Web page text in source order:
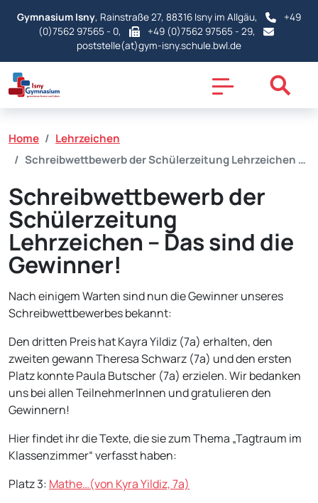
Gymnasium Isny, Rainstraße 27, 88316 Isny im Allgäu,
+49
(0)7562 97565 - 0,
+49 (0)7562 97565 - 29,
poststelle(at)gym-isny.schule.bwl.de
Home
Lehrzeichen
Schreibwettbewerb der Schülerzeitung Lehrzeichen …
Schreibwettbewerb der
Schülerzeitung
Lehrzeichen – Das sind die
Gewinner!
Nach einigem Warten sind nun die Gewinner unseres
Schreibwettbewerbes bekannt:
Den dritten Preis hat Kayra Yildiz (7a) erhalten, den
zweiten gewann Theresa Schwarz (7a) und den ersten
Platz konnte Paula Butscher (7a) erzielen. Wir bedanken
uns bei allen TeilnehmerInnen und gratulieren den
Gewinnern!
Hier findet ihr die Texte, die sie zum Thema „Tagtraum im
Klassenzimmer“ verfasst haben:
Platz 3: Mathe…(von Kyra Yildiz, 7a)